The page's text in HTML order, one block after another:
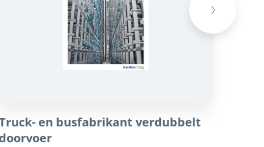
en busfabrikant verdubbelt
doorvoer
Next